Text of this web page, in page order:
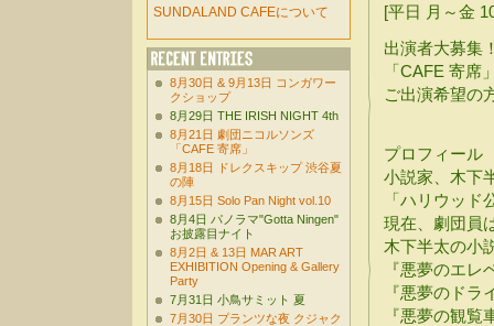
[平日 月～金
出演者大募集
「CAFE 寄席
ご出演希望の
プロフィール
小説家、木下
「ハリウッ
現在、劇団員
木下半太の小
『悪夢のエレ
『悪夢のドラ
『悪夢の観覧
SUNDALAND CAFEについて
8月30日 & 9月13日 コンガワー
クショップ
8月29日 THE IRISH NIGHT 4th
8月21日 劇団ニコルソンズ
「CAFE 寄席」
8月18日 ドレクスキップ 渋谷夏
の陣
8月15日 Solo Pan Night vol.10
8月4日 パノラマ"Gotta Ningen"
お披露目ナイト
8月2日 & 13日 MAR ART
EXHIBITION Opening & Gallery
Party
7月31日 小鳥サミット 夏
7月30日 プランツな夜 クジャク